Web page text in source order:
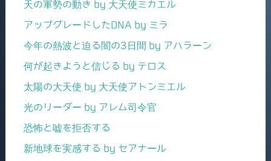
天の軍勢の動き by 大天使ミカエル
アップグレードしたDNA by ミラ
今年の熱波と迫る闇の3日間 by アハラーン
何が起きようと信じる by テロス
太陽の大天使 by 大天使アトンミエル
光のリーダー by アレム司令官
恐怖と嘘を拒否する
新地球を実感する by セアナール